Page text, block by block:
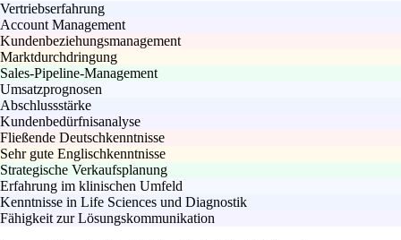
Vertriebserfahrung
Account Management
Kundenbeziehungsmanagement
Marktdurchdringung
Sales-Pipeline-Management
Umsatzprognosen
Abschlussstärke
Kundenbedürfnisanalyse
Fließende Deutschkenntnisse
Sehr gute Englischkenntnisse
Strategische Verkaufsplanung
Erfahrung im klinischen Umfeld
Kenntnisse in Life Sciences und Diagnostik
Fähigkeit zur Lösungskommunikation